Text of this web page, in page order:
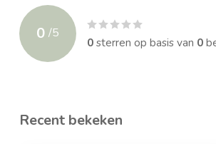
0 /5
0sterren op basis van 0
Recent bekeken